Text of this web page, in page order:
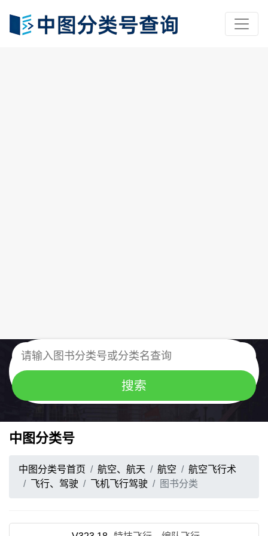
中图分类号
中图分类号首页 航空、航天 航空
航空飞行术
飞行、驾驶
飞机飞行驾驶 图书分类